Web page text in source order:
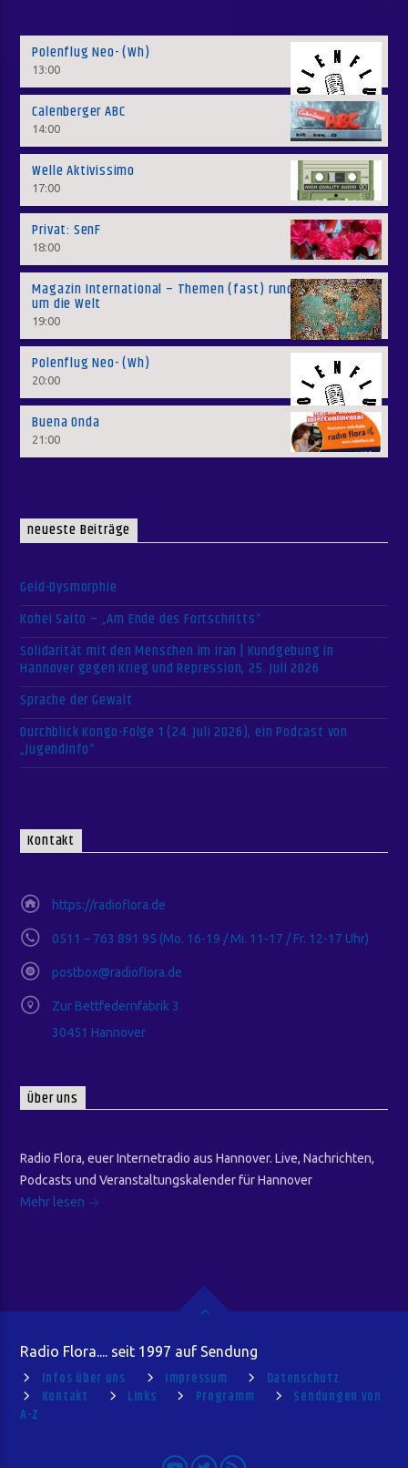
Polenflug Neo- (Wh)
13:00
Calenberger ABC
14:00
Welle Aktivissimo
17:00
Privat: SenF
18:00
Magazin International – Themen (fast) rund
um die Welt
19:00
Polenflug Neo- (Wh)
20:00
Buena Onda
21:00
neueste Beiträge
Geld-Dysmorphie
Kohei Saito – „Am Ende des Fortschritts“
Solidarität mit den Menschen im Iran | Kundgebung in
Hannover gegen Krieg und Repression, 25. Juli 2026
Sprache der Gewalt
Durchblick Kongo-Folge 1 (24. Juli 2026), ein Podcast von
„Jugendinfo“
Kontakt
https://radioflora.de
0511 – 763 891 95 (Mo. 16-19 / Mi. 11-17 / Fr. 12-17 Uhr)
postbox@radioflora.de
Zur Bettfedernfabrik 3
30451 Hannover
Über uns
Radio Flora, euer Internetradio aus Hannover. Live, Nachrichten,
Podcasts und Veranstaltungskalender für Hannover
Mehr lesen
Radio Flora.... seit 1997 auf Sendung
Infos über uns Impressum
Datenschutz
Kontakt
Links Programm
Sendungen von
A-Z